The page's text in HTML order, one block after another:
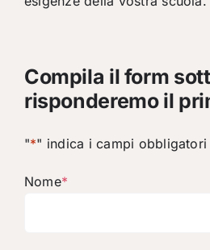
Compila il form
risponderemo il
"*" indica i campi obbligatori
Nome*